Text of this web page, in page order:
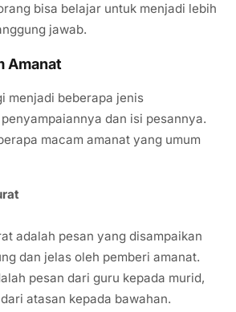
bisa belajar untuk menjadi lebih
jawab.
Amanat
menjadi beberapa jenis
dan isi pesannya.
macam amanat yang umum
adalah pesan yang disampaikan
dan jelas oleh pemberi amanat.
pesan dari guru kepada murid,
atasan kepada bawahan.